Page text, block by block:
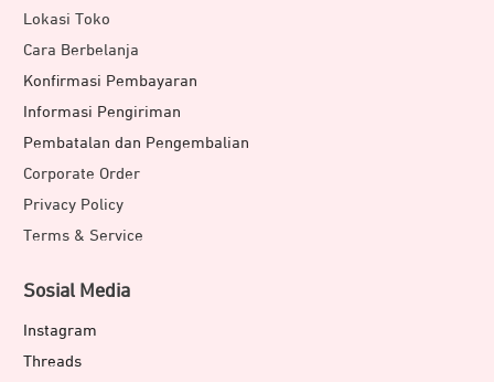
Lokasi Toko
Cara Berbelanja
Konfirmasi Pembayaran
Informasi Pengiriman
Pembatalan dan Pengembalian
Corporate Order
Privacy Policy
Terms & Service
Sosial Media
Instagram
Threads